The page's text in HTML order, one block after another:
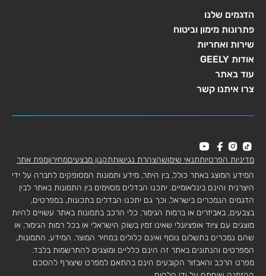
הדגמים שלנו
פתרונות מימון וביטוח
שירות ואחריות
אודות GEELY
עוד באתר
צרו איתנו קשר
מדיניות הפרטיותתנאי שימושהצהרת נגישותתקנון מבצעיםמחירוןמפת אתר
המידע המוצג באתר כולל, בין היתר, מידע ותמונות המסופקים לחברה על ידי
היצרנית והינם בינלאומיים. יתכנו הבדלים מסוימים בין התמונות באתר לבין
הדגמים הנמכרים בישראל, וכך גם יתכנו הבדלים בתכונות, במפרטים,
בצבעים, באביזרים או ברמות הגימור. כלי הרכב בתמונות באתר עשויים להיות
מוצגים עם ציוד אופציונלי שאינו זמין בשוק הישראלי או בכל רמות הגימור, או
שהם נמכרים בתשלום נוסף ואינם כלולים במחיר המוצר. המידע, התמונות,
המפרטים והנתונים באתר זה הינם כלליים ומוצגים להתרשמות בלבד.
מפרט הרכב והאבזור הקובעים הינם בהתאם למפרט שיצורף להסכם